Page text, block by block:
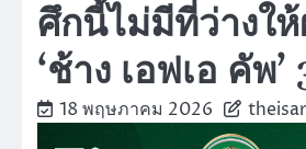
ศึกนี้ไม่มีที่ว่างใ
‘ช้าง เอฟเอ คัพ
18 พฤษภาคม 2026